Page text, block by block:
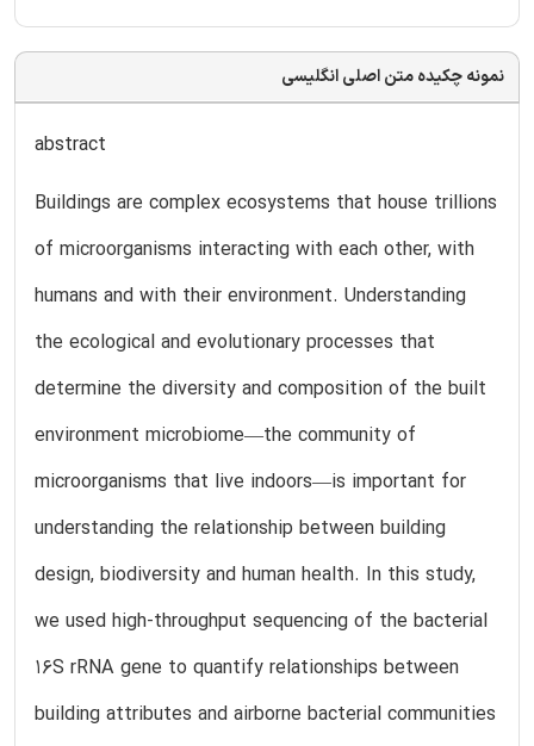
نمونه چکیده متن اصلی انگلیسی
abstract
Buildings are complex ecosystems that house trillions
of microorganisms interacting with each other, with
humans and with their environment. Understanding
the ecological and evolutionary processes that
determine the diversity and composition of the built
environment microbiome—the community of
microorganisms that live indoors—is important for
understanding the relationship between building
design, biodiversity and human health. In this study,
we used high-throughput sequencing of the bacterial
16S rRNA gene to quantify relationships between
building attributes and airborne bacterial communities